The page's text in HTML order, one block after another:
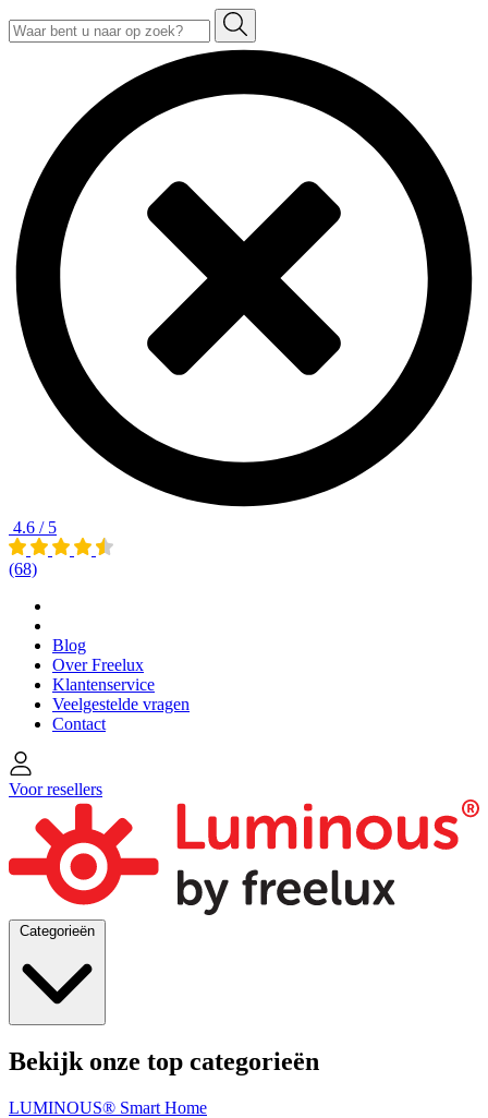
4.6 / 5
(68)
Blog
Over Freelux
Klantenservice
Veelgestelde vragen
Contact
Voor resellers
Categorieën
Bekijk onze top categorieën
LUMINOUS® Smart Home